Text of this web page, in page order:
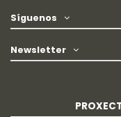
Síguenos
Newsletter